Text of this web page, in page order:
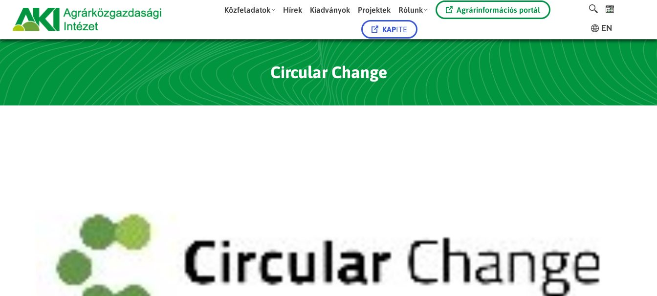
Közfeladatok Hírek Kiadványok Projektek Rólunk Agrárinformációs portál
KAPITE EN
Circular Change